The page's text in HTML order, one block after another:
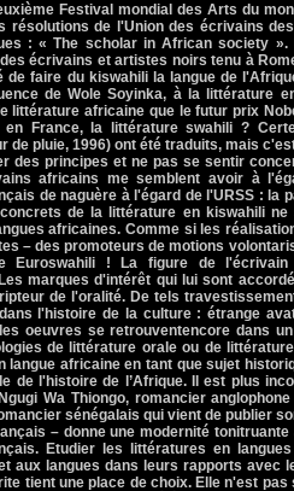
Festival mondial des Arts du
résolutions de l'Union des écrivains
: « The scholar in African society
écrivains et artistes noirs tenu à
de faire du kiswahili la langue de
de Wole Soyinka, à la littérature
littérature africaine que le futur prix
France, la littérature swahili ?
de pluie, 1996) ont été traduits, mais
des principes et ne pas se sentir
africains me semblent avoir à
de naguère à l'égard de l'URSS : la
de la littérature en kiswahili ne
africaines. Comme si les
– des promoteurs de motions
Euroswahili ! La figure de
marques d'intérêt qui lui sont
de l'oralité. De tels
l'histoire de la culture : étrange
oeuvres se retrouventencore dans
de littérature orale ou de
langue africaine en tant que sujet
de l'histoire de l’Afrique. Il est plus
Wa Thiongo, romancier
sénégalais qui vient de publier
– donne une modernité
Etudier les littératures en
aux langues dans leurs rapports avec
tient une place de choix. Elle n'est